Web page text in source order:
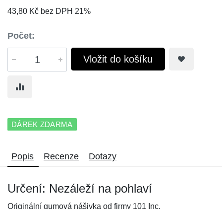
43,80 Kč bez DPH 21%
Počet:
Vložit do košíku
DÁREK ZDARMA
Popis Recenze Dotazy
Určení: Nezáleží na pohlaví
Originální gumová nášivka od firmy 101 Inc.